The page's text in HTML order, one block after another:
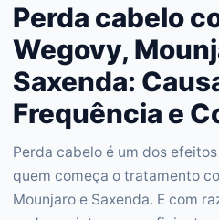
Perda cabelo
Wegovy,
Saxenda:
Frequência e
Perda cabelo é um dos
quem começa o tratamento
Mounjaro e Saxenda. E com